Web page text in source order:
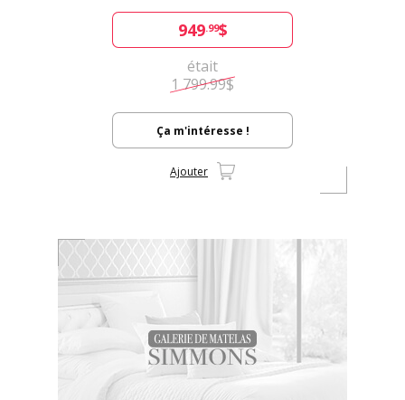
949.99$
était
1 799.99$
Ça m'intéresse !
Ajouter